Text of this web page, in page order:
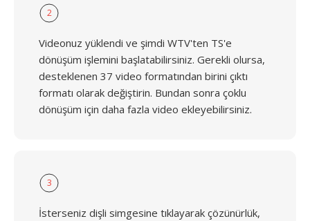
2
Videonuz yüklendi ve şimdi WTV'ten TS'e
dönüşüm işlemini başlatabilirsiniz. Gerekli olursa,
desteklenen 37 video formatından birini çıktı
formatı olarak değiştirin. Bundan sonra çoklu
dönüşüm için daha fazla video ekleyebilirsiniz.
3
İsterseniz dişli simgesine tıklayarak çözünürlük,